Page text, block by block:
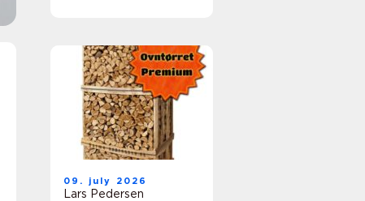
09. july 2026
Lars Pedersen